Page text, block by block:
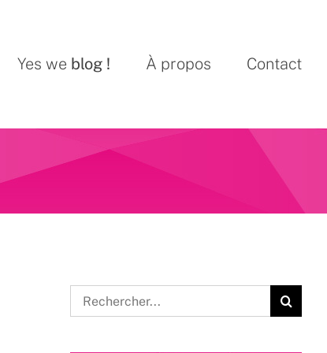
Yes we blog ! À propos Contact
Rechercher: